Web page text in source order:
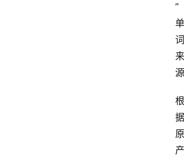
”
单
词
来
源
根
据
原
产